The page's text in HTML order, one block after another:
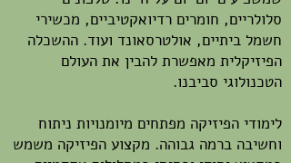
סלולריים, חומרים רדיואקטיביים, מכשירי
חשמל ביתיים, אולטרסאונד ועוד. ההשכלה
הפיזיקלית מאפשרת להבין את העולם
הטכנולוגי סביבנו.
לימודי הפיזיקה מפתחים מיומנויות ניתוח
וחשיבה ברמה גבוהה. מקצוע הפיזיקה משמש